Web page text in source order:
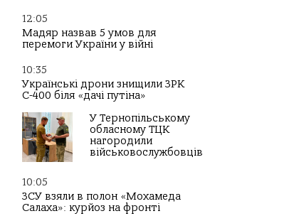
12:05
Мадяр назвав 5 умов для
перемоги України у війні
10:35
Українські дрони знищили ЗРК
С-400 біля «дачі путіна»
У Тернопільському
обласному ТЦК
нагородили
військовослужбовців
10:05
ЗСУ взяли в полон «Мохамеда
Салаха»: курйоз на фронті